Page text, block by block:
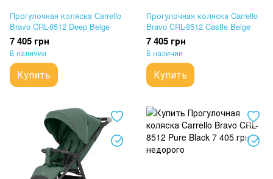
Прогулочная коляска Carrello
Bravo CRL-8512 Deep Beige
7 405 грн
В наличии
Купить
Прогулочная коляска Carrello
Bravo CRL-8512 Castle Beige
7 405 грн
В наличии
Купить